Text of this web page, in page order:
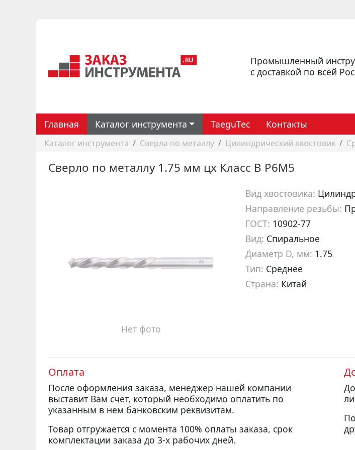
Промышленный
с доставкой по всей
Главная
Каталог инструмента TaeguTec Контакты
Каталог инструмента Сверла по металлу Цилиндрический хвостовик
Сверло по металлу 1.75 мм цх Класс В Р6М5
Нет фото
Вид хвостовика:
Направление резьбы:
ГОСТ: 10902-77
Вид: Спиральное
Диаметр D, мм: 1.75
Тип: Среднее
Страна: Китай
Оплата
После оформления заказа, менеджер нашей компании
выставит Вам счет, который необходимо оплатить по
указанным в нем банковским реквизитам.
Товар отгружается с момента 100% оплаты заказа, срок
комплектации заказа до 3-х рабочих дней.